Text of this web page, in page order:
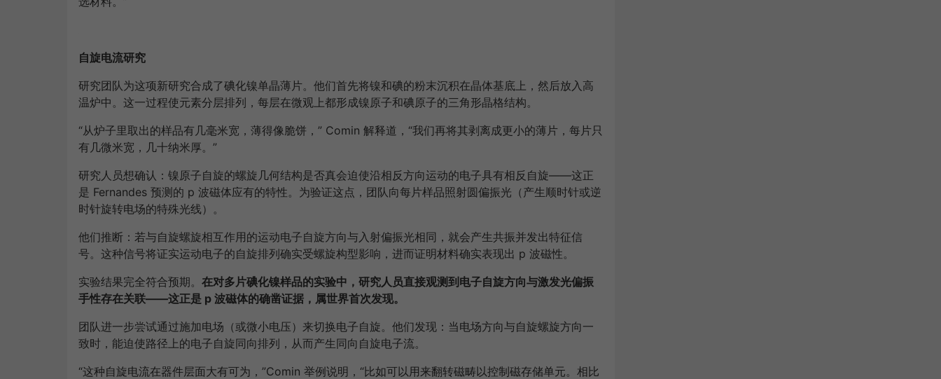
自旋电流研究
研究团队为这项新研究合成了碘化镍单晶薄片。他们首先将镍和碘的粉末沉积在晶体基底上，然后放入高
温炉中。这一过程使元素分层排列，每层在微观上都形成镍原子和碘原子的三角形晶格结构。
“从炉子里取出的样品有几毫米宽，薄得像脆饼，” Comin 解释道，“我们再将其剥离成更小的薄片，每片只
有几微米宽，几十纳米厚。”
研究人员想确认：镍原子自旋的螺旋几何结构是否真会迫使沿相反方向运动的电子具有相反自旋——这正
是 Fernandes 预测的 p 波磁体应有的特性。为验证这点，团队向每片样品照射圆偏振光（产生顺时针或逆
时针旋转电场的特殊光线）。
他们推断：若与自旋螺旋相互作用的运动电子自旋方向与入射偏振光相同，就会产生共振并发出特征信
号。这种信号将证实运动电子的自旋排列确实受螺旋构型影响，进而证明材料确实表现出 p 波磁性。
实验结果完全符合预期。 在对多片碘化镍样品的实验中，研究人员直接观测到电子自旋方向与激发光偏振
手性存在关联——这正是 p 波磁体的确凿证据，属世界首次发现。
团队进一步尝试通过施加电场（或微小电压）来切换电子自旋。他们发现：当电场方向与自旋螺旋方向一
致时，能迫使路径上的电子自旋同向排列，从而产生同向自旋电子流。
“这种自旋电流在器件层面大有可为，”Comin 举例说明，“比如可以用来翻转磁畴以控制磁存储单元。相比